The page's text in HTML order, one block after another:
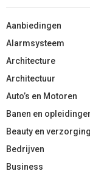
Aanbiedingen
Alarmsysteem
Architecture
Architectuur
Auto’s en Motoren
Banen en
Beauty en verzorging
Bedrijven
Business